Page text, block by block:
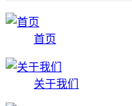
首页
关于我们